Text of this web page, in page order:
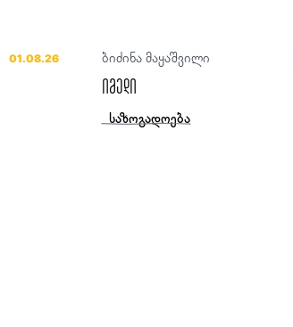
01.08.26 ბიძინა მაყაშვილი
იმედი
საზოგადოება